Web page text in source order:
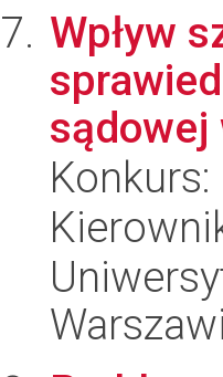
Wpływ
sądowej
Konkurs: